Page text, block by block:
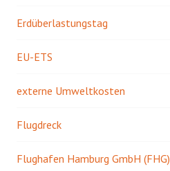
Erdüberlastungstag
EU-ETS
externe Umweltkosten
Flugdreck
Flughafen Hamburg GmbH (FHG)